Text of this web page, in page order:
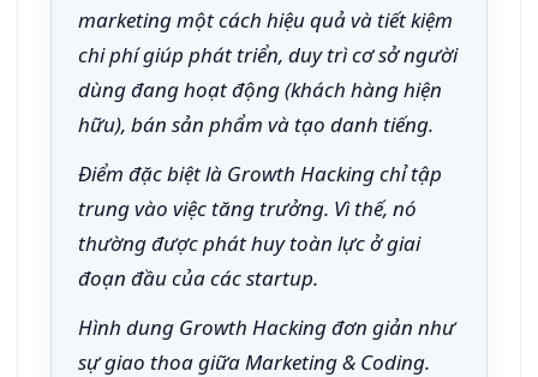
marketing một cách hiệu quả và tiết kiệm
chi phí giúp phát triển, duy trì cơ sở người
dùng đang hoạt động (khách hàng hiện
hữu), bán sản phẩm và tạo danh tiếng.
Điểm đặc biệt là Growth Hacking chỉ tập
trung vào việc tăng trưởng. Vì thế, nó
thường được phát huy toàn lực ở giai
đoạn đầu của các startup.
Hình dung Growth Hacking đơn giản như
sự giao thoa giữa Marketing & Coding.